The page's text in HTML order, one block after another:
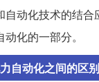
自动化技术的结合
化的一部分。
自动化之间的区别